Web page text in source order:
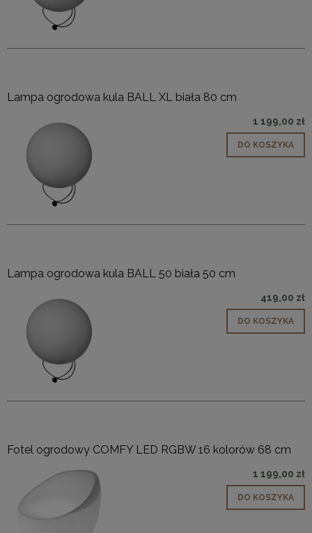
Lampa ogrodowa kula BALL XL biała 80 cm
1 199,00 zł
DO KOSZYKA
Lampa ogrodowa kula BALL 50 biała 50 cm
419,00 zł
DO KOSZYKA
Fotel ogrodowy COMFY LED RGBW 16 kolorów 68 cm
1 199,00 zł
DO KOSZYKA